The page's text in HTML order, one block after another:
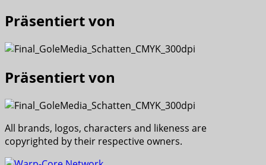
Präsentiert von
Präsentiert von
All brands, logos, characters and likeness are
copyrighted by their respective owners.